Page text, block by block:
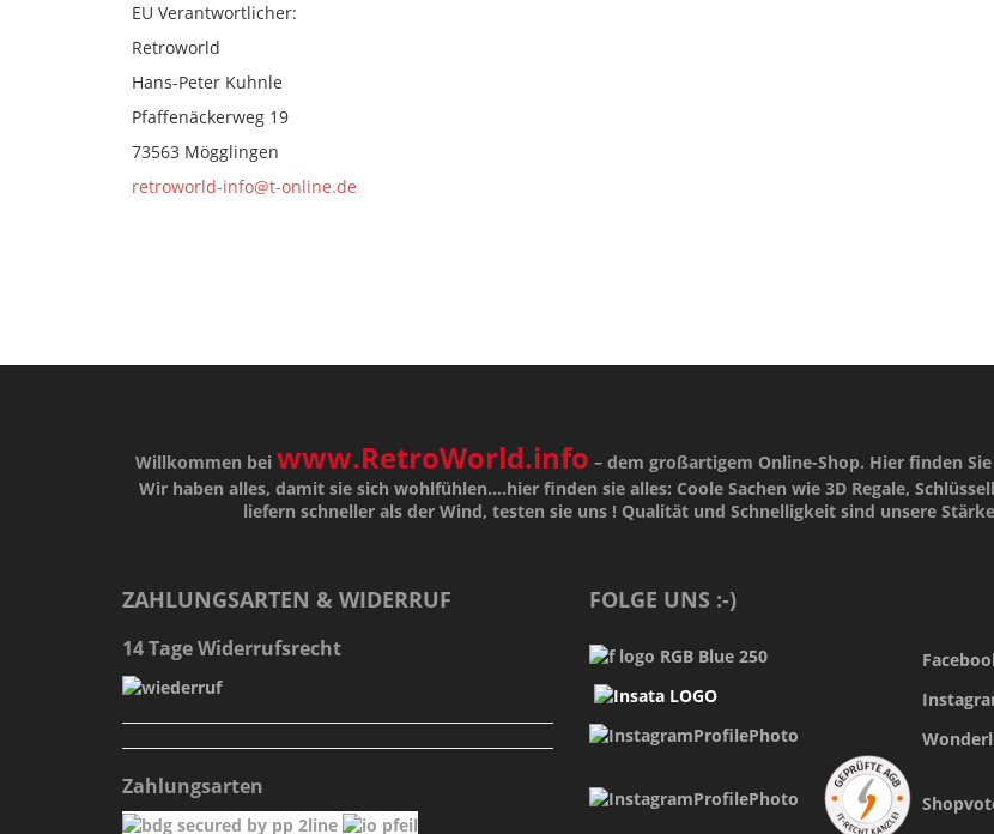
EU Verantwortlicher:
Retroworld
Hans-Peter Kuhnle
Pfaffenäckerweg 19
73563 Mögglingen
retroworld-info@t-online.de
Willkommen bei www.RetroWorld.info – dem großartigem Online-Shop. Hier finden
Wir haben alles, damit sie sich wohlfühlen....hier finden sie alles: Coole Sachen wie 3D Regale,
liefern schneller als der Wind, testen sie uns ! Qualitätund Schnelligkeitsind unsere
ZAHLUNGSARTEN & WIDERRUF
14 Tage Widerrufsrecht
Zahlungsarten
FOLGE UNS :-)